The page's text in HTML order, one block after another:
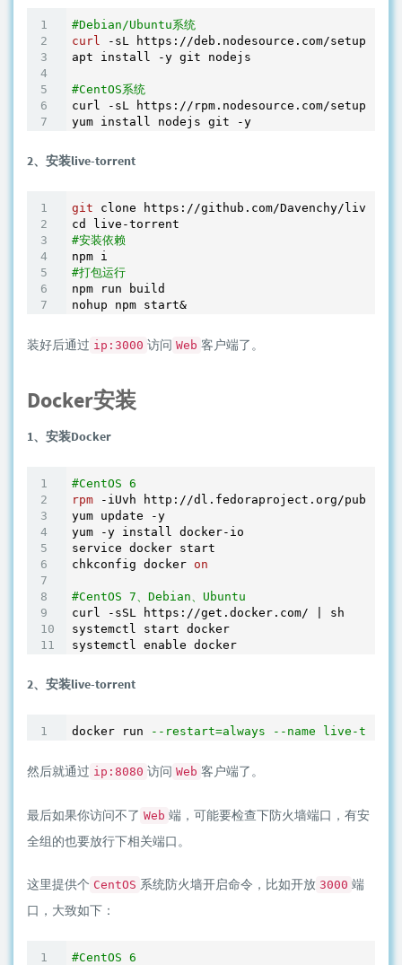
#Debian/Ubuntu系统
curl
-sL https://deb.nodesource.com/
apt install -y git nodejs
#CentOS系统
curl -sL https://rpm.nodesource.com/
2、安装live-torrent
git clone https://github.com/Davenchy/live-
#安装依赖
#打包运行
npm run build
nohup npm start&
装好后通过 ip:3000 访问 Web 客户端了。
Docker安装
1、安装Docker
#CentOS 6
rpm -iUvh http://dl.fedoraproject.org/pub/epel/
yum update -y
yum -y install docker-io
service docker start
chkconfig docker on
#CentOS 7、Debian、Ubuntu
curl -sSL https://get.docker.com/ | sh
systemctl start docker
2、安装live-torrent
docker run --restart=always --name live-
然后就通过 ip:8080 访问 Web 客户端了。
最后如果你访问不了 Web 端，可能要检查下防火墙端口，有安
全组的也要放行下相关端口。
这里提供个 CentOS 系统防火墙开启命令，比如开放 3000 端
口，大致如下：
#CentOS 6